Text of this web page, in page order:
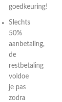
goedkeuring!
Slechts
50%
aanbetaling,
de
restbetaling
voldoe
je pas
zodra